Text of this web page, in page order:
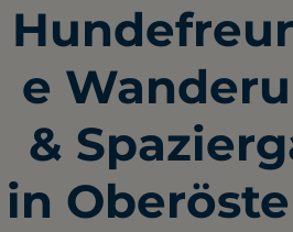
e
&
in